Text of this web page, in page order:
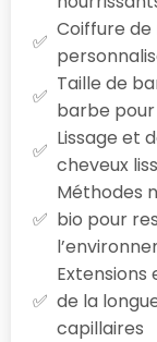
Coiffure
Taille de
barbe pour
Lissage et
cheveux
Méthodes
bio pour
Extensions
de la
capillaires